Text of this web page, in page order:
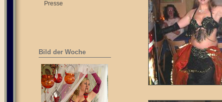
Presse
Bild der Woche